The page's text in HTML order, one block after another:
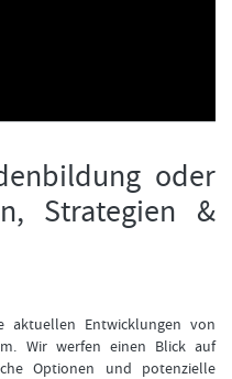
oder
Strategien &
aktuellen Entwicklungen von
Wir werfen einen Blick auf
Optionen und potenzielle